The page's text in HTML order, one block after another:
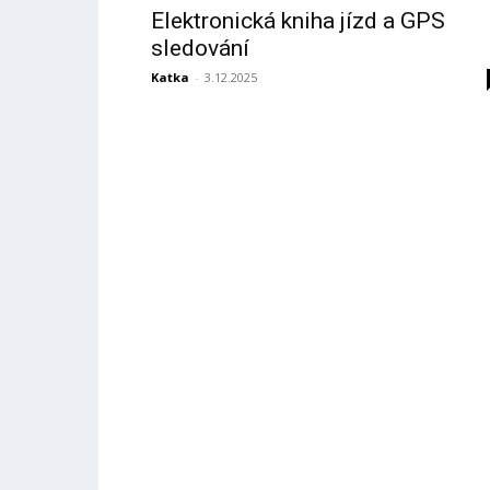
Elektronická kniha jízd a GPS
sledování
Katka - 3.12.2025